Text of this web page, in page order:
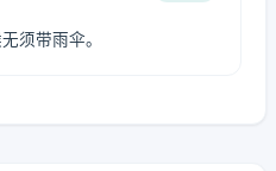
须带雨伞。